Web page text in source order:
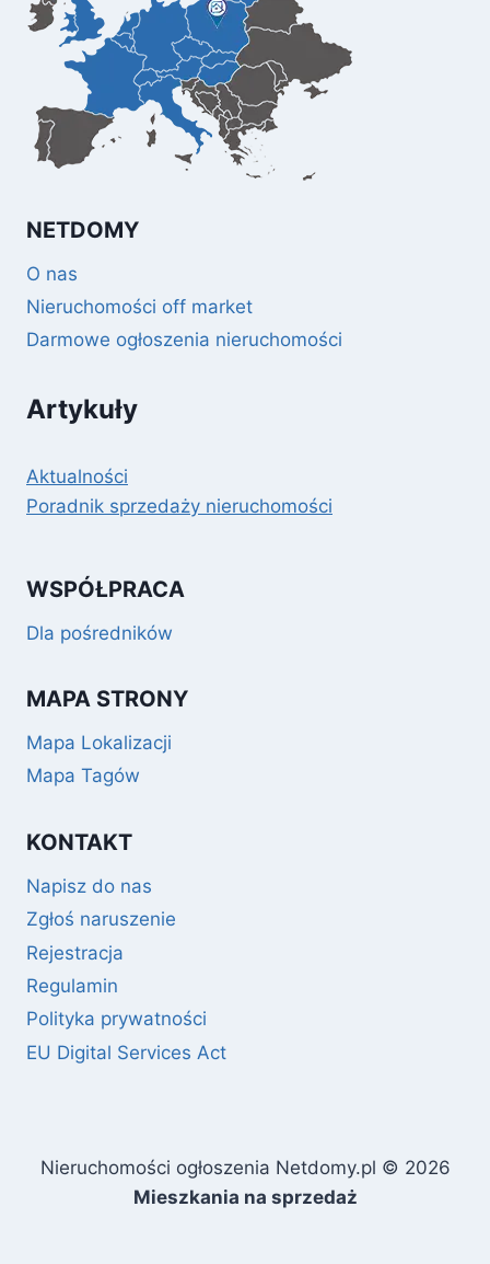
NETDOMY
O nas
Nieruchomości off market
Darmowe ogłoszenia nieruchomości
Artykuły
Aktualności
Poradnik sprzedaży nieruchomości
WSPÓŁPRACA
Dla pośredników
MAPA STRONY
Mapa Lokalizacji
Mapa Tagów
KONTAKT
Napisz do nas
Zgłoś naruszenie
Rejestracja
Regulamin
Polityka prywatności
EU Digital Services Act
Nieruchomości ogłoszenia Netdomy.pl © 2026
Mieszkania na sprzedaż